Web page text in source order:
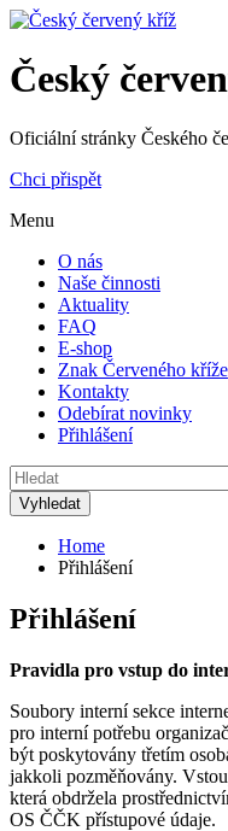
Český
Oficiální stránky Českého
Chci přispět
Menu
O nás
Naše činnosti
Aktuality
FAQ
E-shop
Znak Červeného kříže
Kontakty
Odebírat novinky
Přihlášení
Home
Přihlášení
Přihlášení
Pravidla pro vstup do
Soubory interní sekce
pro interní potřebu
být poskytovány třetím
jakkoli pozměňovány.
která obdržela
OS ČČK přístupové údaje.